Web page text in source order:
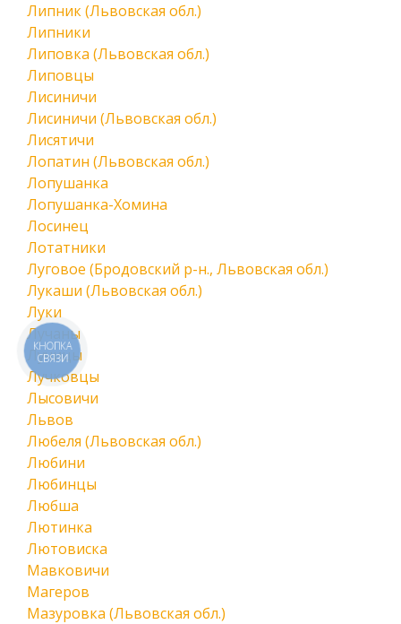
Липник (Львовская обл.)
Липники
Липовка (Львовская обл.)
Липовцы
Лисиничи
Лисиничи (Львовская обл.)
Лисятичи
Лопатин (Львовская обл.)
Лопушанка
Лопушанка-Хомина
Лосинец
Лотатники
Луговое (Бродовский р-н., Львовская обл.)
Лукаши (Львовская обл.)
Луки
Лучаны
Лучицы
Лучковцы
Лысовичи
Львов
Любеля (Львовская обл.)
Любини
Любинцы
Любша
Лютинка
Лютовиска
Мавковичи
Магеров
Мазуровка (Львовская обл.)
КНОПКА
СВЯЗИ